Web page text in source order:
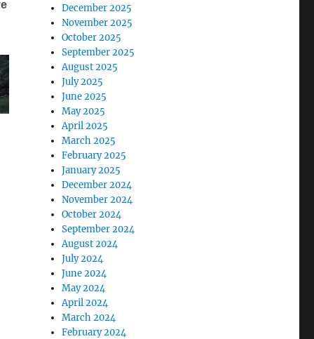
December 2025
November 2025
October 2025
September 2025
August 2025
July 2025
June 2025
May 2025
April 2025
March 2025
February 2025
January 2025
December 2024
November 2024
October 2024
September 2024
August 2024
July 2024
June 2024
May 2024
April 2024
March 2024
February 2024